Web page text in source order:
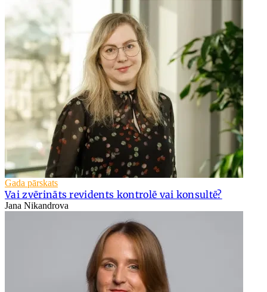
Gada pārskats
Vai zvērināts revidents kontrolē vai konsultē?
Jana Nikandrova